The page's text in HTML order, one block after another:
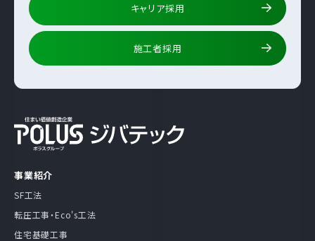
キャリア採用
施工者採用
事業紹介
SF工法
転圧工事・Eco's工法
住宅基礎工事